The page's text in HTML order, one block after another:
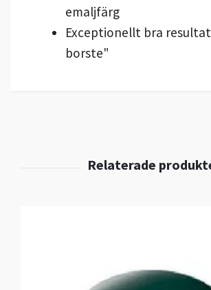
emaljfärg
Exceptionellt bra
borste"